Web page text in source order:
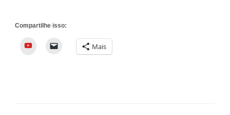
Compartilhe isso:
YouTube Mais